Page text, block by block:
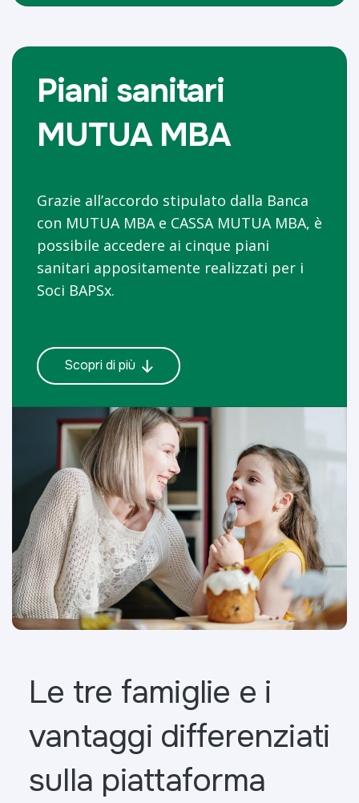
Piani sanitari
MUTUA MBA
Grazie all’accordo stipulato dalla Banca
con MUTUA MBA e CASSA MUTUA MBA, è
possibile accedere ai cinque piani
sanitari appositamente realizzati per i
Soci BAPSx.
Scopri di più
Le tre famiglie e i
vantaggi differenziati
sulla piattaforma